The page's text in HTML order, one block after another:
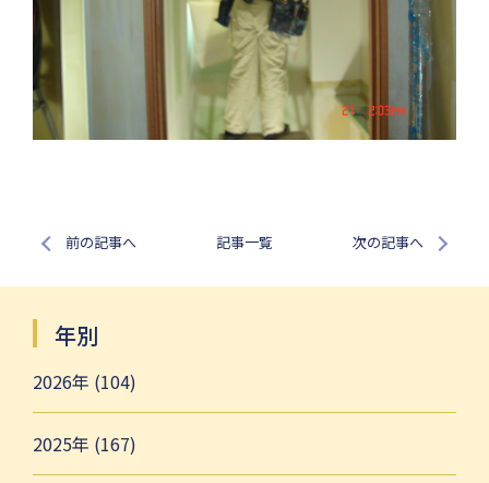
前の記事へ 記事一覧 次の記事へ
年別
2026年 (104)
2025年 (167)